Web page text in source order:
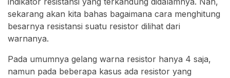
sekarang akan kita bahas bagaimana cara menghitung
besarnya resistansi suatu resistor dilihat dari
warnanya.
Pada umumnya gelang warna resistor hanya 4 saja,
namun pada beberapa kasus ada resistor yang